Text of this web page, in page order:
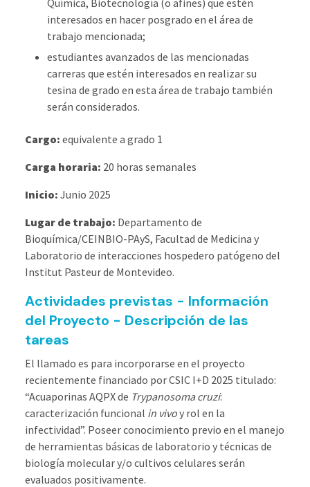
Química, Biotecnología (o afines) que estén
interesados en hacer posgrado en el área de
trabajo mencionada;
estudiantes avanzados de las mencionadas
carreras que estén interesados en realizar su
tesina de grado en esta área de trabajo también
serán considerados.
Cargo: equivalente a grado 1
Carga horaria: 20 horas semanales
Inicio: Junio 2025
Lugar de trabajo: Departamento de
Bioquímica/CEINBIO-PAyS, Facultad de Medicina y
Laboratorio de interacciones hospedero patógeno del
Institut Pasteur de Montevideo.
Actividades previstas - Información
del Proyecto - Descripción de las
tareas
El llamado es para incorporarse en el proyecto
recientemente financiado por CSIC I+D 2025 titulado:
“Acuaporinas AQPX de Trypanosoma cruzi:
caracterización funcional in vivoy rol en la
infectividad”. Poseer conocimiento previo en el manejo
de herramientas básicas de laboratorio y técnicas de
biología molecular y/o cultivos celulares serán
evaluados positivamente.